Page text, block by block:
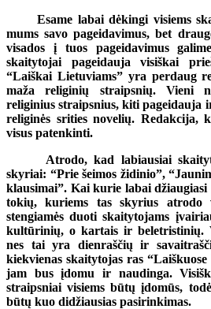
Esame labai dėkingi visiems
mums savo pageidavimus, bet
visados į tuos pageidavimus
skaitytojai pageidauja visiškai
“Laiškai Lietuviams” yra perdaug
maža religinių straipsnių. Vieni
religinius straipsnius, kiti pageidauja
religinės srities novelių. Redakcija,
visus patenkinti.
Atrodo, kad labiausiai
skyriai: “Prie šeimos židinio”,
klausimai”. Kai kurie labai
tokių, kuriems tas skyrius atrodo
stengiamės duoti skaitytojams
kultūrinių, o kartais ir beletristinių.
nes tai yra dienraščių ir
kiekvienas skaitytojas ras
jam bus įdomu ir naudinga.
straipsniai visiems būtų įdomūs,
būtų kuo didžiausias pasirinkimas.